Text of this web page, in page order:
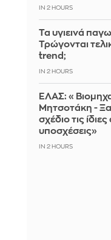
IN 2 HOURS
Τα υγιεινά
Τρώγονται
trend;
IN 2 HOURS
ΕΛΑΣ:
Μητσοτάκη -
σχέδιο τις
υποσχέσεις»
IN 2 HOURS